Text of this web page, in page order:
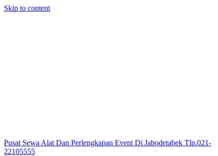
Skip to content
Pusat Sewa Alat Dan Perlengkapan Event Di Jabodetabek Tlp.021-
22105555